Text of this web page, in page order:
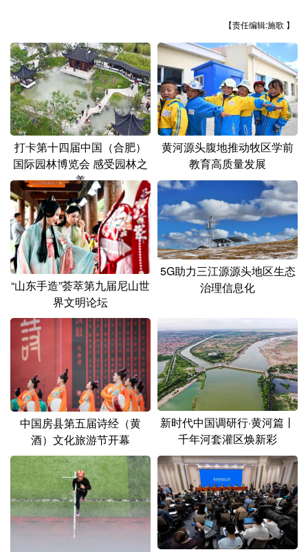
宁夏
新疆 内蒙古 黑龙江
多语种频道
English Español Français عربى
Русский язык 日本語 한국어
Deutsch Português
【责任编辑:施歌 】
打卡第十四届中国（合肥）
国际园林博览会 感受园林之
美
黄河源头腹地推动牧区学前
教育高质量发展
“山东手造”荟萃第九届尼山世
界文明论坛
5G助力三江源源头地区生态
治理信息化
中国房县第五届诗经（黄
酒）文化旅游节开幕
新时代中国调研行·黄河篇丨
千年河套灌区焕新彩